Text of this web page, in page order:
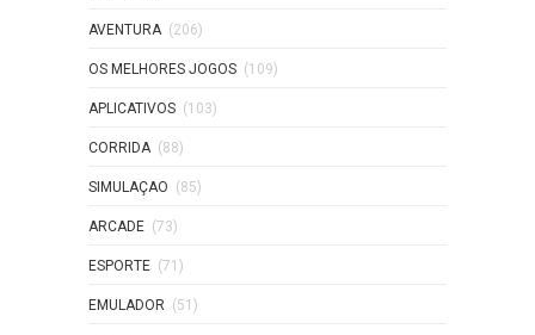
AVENTURA (206)
OS MELHORES JOGOS (109)
APLICATIVOS (103)
CORRIDA (88)
SIMULAÇAO (85)
ARCADE (73)
ESPORTE (71)
EMULADOR (51)